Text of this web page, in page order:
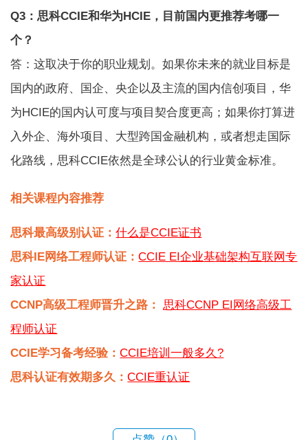
Q3：思科CCIE和华为HCIE，目前国内更推荐考哪一
个？
答：这取决于你的职业规划。如果你未来的就业目标是
国内的政府、国企、央企以及主流的国内信创项目，华
为HCIE的国内认可度与项目契合度更高；如果你打算进
入外企、海外项目、大型跨国金融机构，或者想走国际
化路线，思科CCIE依然是全球公认的行业黄金标准。
相关课程内容推荐
思科最高级别认证：什么是CCIE证书
思科IE网络工程师认证：CCIE EI企业基础架构互联网专
家认证
CCNP高级工程师晋升之路：
思科CCNP EI网络高级工
程师认证
CCIE学习备考经验：CCIE培训一般多久?
思科认证有效期多久：CCIE重认证